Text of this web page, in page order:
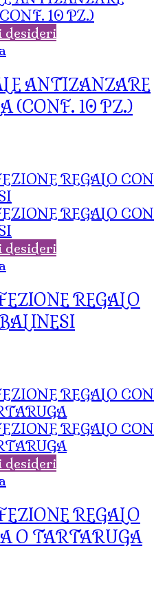
desideri
ANTIZANZARE
(CONF. 10 PZ.)
desideri
REGALO
desideri
REGALO
O TARTARUGA